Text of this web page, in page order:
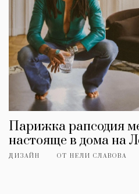
Парижка рапсодия
настояще в дома на
ДИЗАЙН ОТ НЕЛИ СЛАВОВА
СЛЕДВАЙТЕ НИ
Facebook Instagram
YouTube
Spotify
Ако нашият сайт ви
седмичния ни